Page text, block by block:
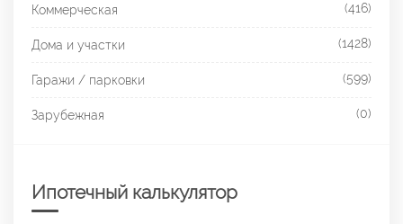
Коммерческая (416)
Дома и участки (1428)
Гаражи / парковки (599)
Зарубежная (0)
Ипотечный калькулятор